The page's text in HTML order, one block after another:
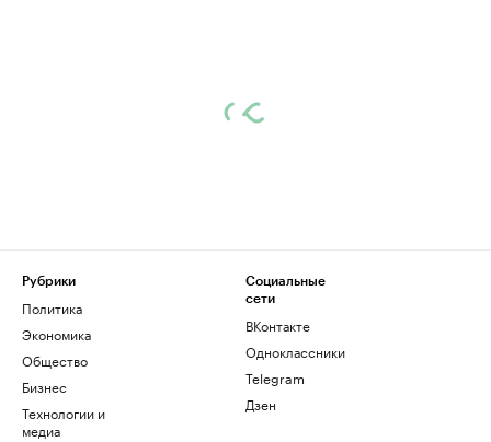
Рубрики
Политика
Экономика
Общество
Бизнес
Технологии и
медиа
Социальные
сети
ВКонтакте
Одноклассники
Telegram
Дзен